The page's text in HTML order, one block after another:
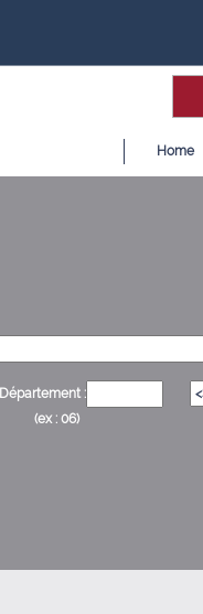
Département :
(ex : 06)
Home